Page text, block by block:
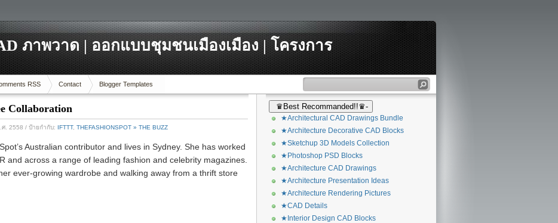
ภาพวาด | ออกแบบชุมชนเมืองเมือง | โครงการ
RSS Contact Blogger Templates
Collaboration
. 2558 / ป้ายกำกับ: IFTTT, THEFASHIONSPOT » THE BUZZ
Australian contributor and lives in Sydney. She has worked
and across a range of leading fashion and celebrity magazines.
ever-growing wardrobe and walking away from a thrift store
♛Best Recommanded!!♛-
★Architectural CAD Drawings Bundle
★Architecture Decorative CAD Blocks
★Sketchup 3D Models Collection
★Photoshop PSD Blocks
★Architecture CAD Drawings
★Architecture Presentation Ideas
★Architecture Rendering Pictures
★CAD Details
★Interior Design CAD Blocks